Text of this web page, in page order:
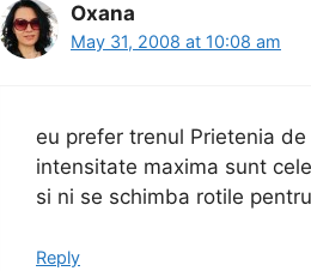
Oxana
May 31, 2008 at 10:08 am
eu prefer trenul Prietenia
intensitate maxima sunt
si ni se schimba rotile
Reply